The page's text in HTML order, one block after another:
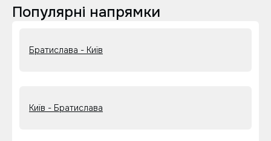
Популярні напрямки
Братислава - Київ
Київ - Братислава